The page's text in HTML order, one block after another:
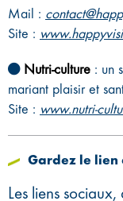
Mail :
Site :
Nutri-culture : un
mariant plaisir et
Site : www.nutri-
Gardez le lien
Les liens